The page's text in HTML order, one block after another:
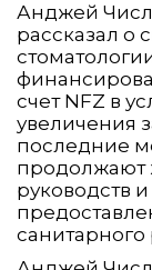
Анджей
рассказал о
счет NFZ в
увеличения
последние
продолжают
руководств